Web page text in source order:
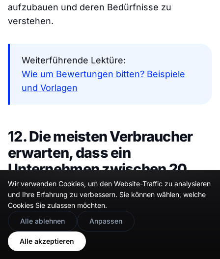
aufzubauen und deren Bedürfnisse zu
verstehen.
Weiterführende Lektüre:
Wie um Bewertungen bitten? Beispiele
und Vorlagen
12. Die meisten Verbraucher
erwarten, dass ein
Unternehmen zwischen 20
und 99 Bewertungen hat
(59%)
Wir verwenden Cookies, um den Website-Traffic zu analysieren
und Ihre Erfahrung zu verbessern. Sie können wählen, welche
Cookies Sie zulassen möchten.
Alle ablehnen
Anpassen
Alle akzeptieren
🇬🇧 Would you prefer this site in English?
View in English